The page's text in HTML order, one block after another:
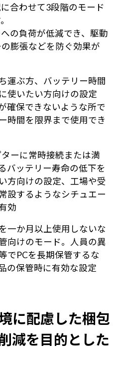
合わせて3段階のモード
の負荷が低減でき、駆動
膨張などを防ぐ効果が
運ぶ方、バッテリー時間
使いたい方向けの設定
確保できないような所で
時間を限界まで使用でき
ーに常時接続または満
バッテリー寿命の低下を
方向けの設定、工場や受
設するようなシチュエー
効
一か月以上使用しないな
向けのモード。人員の異
でPCを長期保管するな
の保管時に有効な設定
に配慮した梱包
減を目的とした